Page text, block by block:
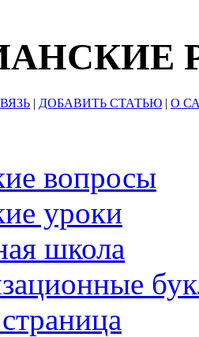
| ДОБАВИТЬ СТАТЬЮ | О
вопросы
уроки
школа